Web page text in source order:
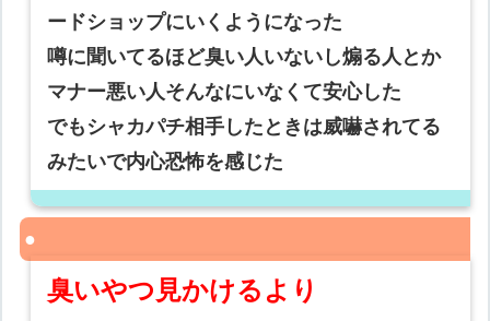
ードショップにいくようになった
噂に聞いてるほど臭い人いないし煽る人とか
マナー悪い人そんなにいなくて安心した
でもシャカパチ相手したときは威嚇されてる
みたいで内心恐怖を感じた
臭いやつ見かけるより